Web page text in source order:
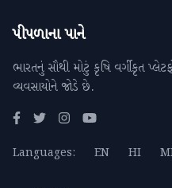
પીપળાના પાને
ભારતનું સૌથી મોટું કૃષિ વર્ગીકૃત
વ્યવસાયોને જોડે છે.
Languages: EN HI